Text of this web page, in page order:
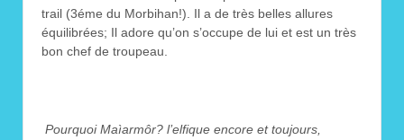
trail (3éme du Morbihan!). Il a de très belles allures
équilibrées; Il adore qu’on s’occupe de lui et est un très
bon chef de troupeau.
Pourquoi Maìarmôr? l’elfique encore et toujours,